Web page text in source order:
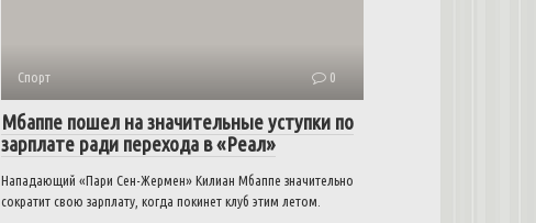
Спорт 0
Мбаппе пошел на значительные уступки по
зарплате ради перехода в «Реал»
Нападающий «Пари Сен-Жермен» Килиан Мбаппе значительно
сократит свою зарплату, когда покинет клуб этим летом.